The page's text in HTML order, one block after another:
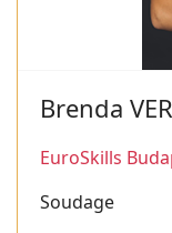
Brenda
EuroSkills
Soudage